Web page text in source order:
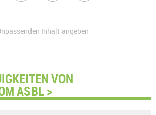
Inhalt angeben
VON
ASBL >